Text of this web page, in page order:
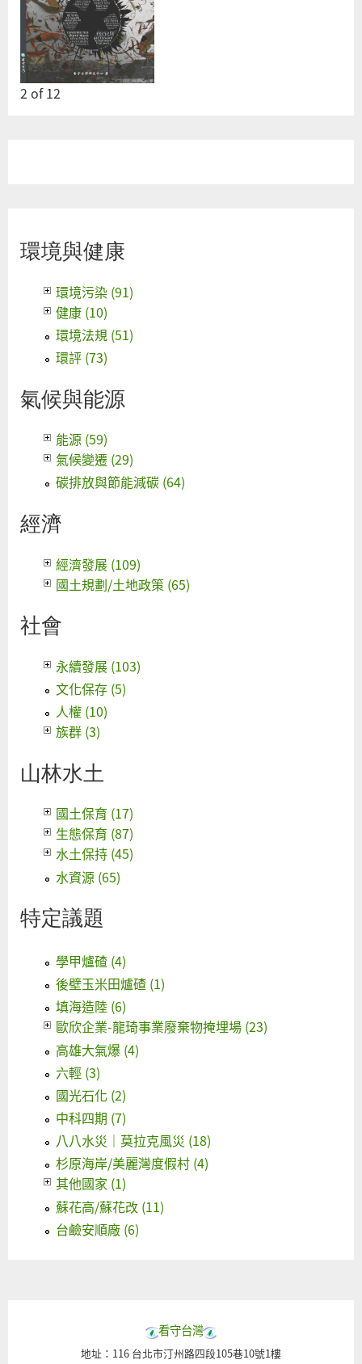
2 of12
環境與健康
環境污染 (91)
健康 (10)
環境法規 (51)
環評 (73)
氣候與能源
能源 (59)
氣候變遷 (29)
碳排放與節能減碳 (64)
經濟
經濟發展 (109)
國土規劃/土地政策 (65)
社會
永續發展 (103)
文化保存 (5)
人權 (10)
族群 (3)
山林水土
國土保育 (17)
生態保育 (87)
水土保持 (45)
水資源 (65)
特定議題
學甲爐碴 (4)
後壁玉米田爐碴 (1)
填海造陸 (6)
歐欣企業-龍琦事業廢棄物掩埋場 (23)
高雄大氣爆 (4)
六輕 (3)
國光石化 (2)
中科四期 (7)
八八水災｜莫拉克風災 (18)
杉原海岸/美麗灣度假村 (4)
其他國家 (1)
蘇花高/蘇花改 (11)
台鹼安順廠 (6)
看守台灣
地址：116 台北市汀州路四段105巷10號1樓